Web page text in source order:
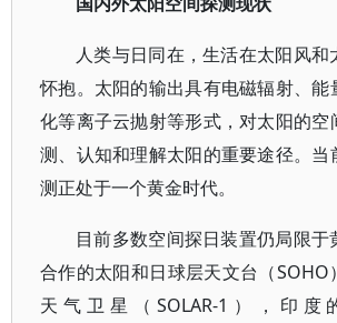
人类与日同在，生活在太阳风和
怀抱。太阳的输出具有电磁辐射、能
化等离子云抛射等形式，对太阳的空
测、认知和理解太阳的重要途径。当
测正处于一个黄金时代。
目前多数空间探日装置仍局限于
合作的太阳和日球层天文台（SOHO
天气卫星（SOLAR-1），印度